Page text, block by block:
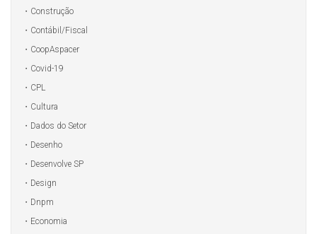
Construção
Contábil/Fiscal
CoopAspacer
Covid-19
CPL
Cultura
Dados do Setor
Desenho
Desenvolve SP
Design
Dnpm
Economia